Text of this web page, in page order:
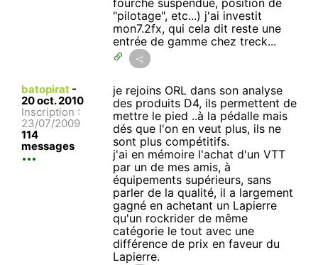
fourche suspendue, position de
"pilotage", etc...) j'ai investit
mon7.2fx, qui cela dit reste une
entrée de gamme chez treck...
batopirat -
20 oct. 2010
Inscription :
23/07/2009
114
messages
je rejoins ORL dans son analyse
des produits D4, ils permettent de
mettre le pied ..à la pédalle mais
dés que l'on en veut plus, ils ne
sont plus compétitifs.
j'ai en mémoire l'achat d'un VTT
par un de mes amis, à
équipements supérieurs, sans
parler de la qualité, il a largement
gagné en achetant un Lapierre
qu'un rockrider de même
catégorie le tout avec une
différence de prix en faveur du
Lapierre.